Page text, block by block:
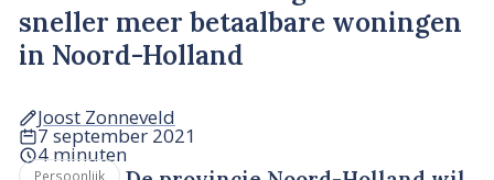
sneller meer betaalbare woningen
in Noord-Holland
Joost Zonneveld
7 september 2021
4 minuten
Persoonlijk